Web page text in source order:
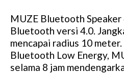
MUZE Bluetooth
Bluetooth versi 4.0.
mencapai radius 10
Bluetooth Low Energy,
selama 8 jam